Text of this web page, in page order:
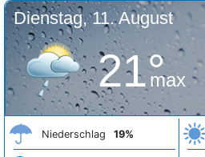
Dienstag, 11. August
21°
max
Niederschlag 19%